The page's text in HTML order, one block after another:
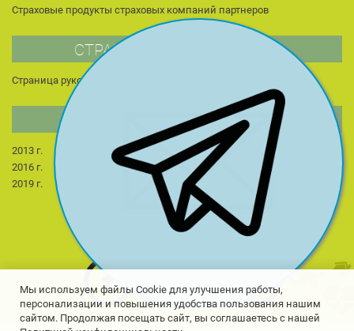
Страховые продукты страховых компаний партнеров
СТРАНИЦА РУКОВОДИТЕЛЯ
Страница руководителя
НОВОСТИ КОМПАНИИ
2013 г.
2015 г.
2016 г.
2018 г.
2019 г.
2022 г. 2023 г.
2025 г.
2026 г.
Мы используем файлы Cookie для улучшения работы,
персонализации и повышения удобства пользования нашим
сайтом. Продолжая посещать сайт, вы соглашаетесь с нашей